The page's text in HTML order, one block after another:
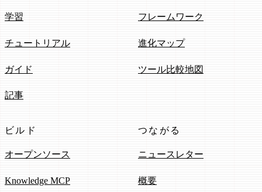
学習
チュートリアル
ガイド
記事
フレームワーク
進化マップ
ツール比較地図
ビルド
オープンソース
Knowledge MCP
つながる
ニュースレター
概要